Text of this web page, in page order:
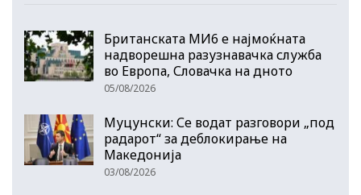
Британската МИ6 е најмоќната
надворешна разузнавачка служба
во Европа, Словачка на дното
05/08/2026
Муцунски: Се водат разговори „под
радарот“ за деблокирање на
Македонија
03/08/2026